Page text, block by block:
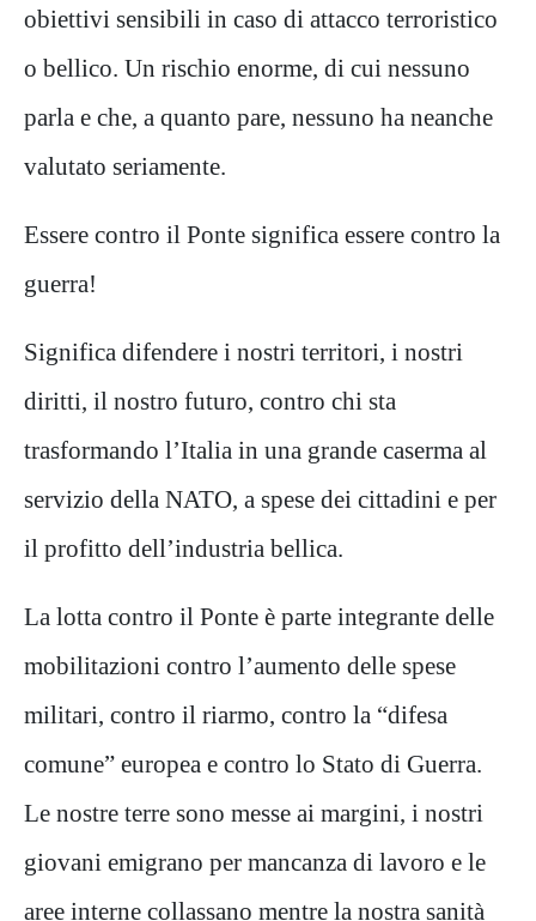
obiettivi sensibili in caso di attacco terroristico
o bellico. Un rischio enorme, di cui nessuno
parla e che, a quanto pare, nessuno ha neanche
valutato seriamente.
Essere contro il Ponte significa essere contro la
guerra!
Significa difendere i nostri territori, i nostri
diritti, il nostro futuro, contro chi sta
trasformando l’Italia in una grande caserma al
servizio della NATO, a spese dei cittadini e per
il profitto dell’industria bellica.
La lotta contro il Ponte è parte integrante delle
mobilitazioni contro l’aumento delle spese
militari, contro il riarmo, contro la “difesa
comune” europea e contro lo Stato di Guerra.
Le nostre terre sono messe ai margini, i nostri
giovani emigrano per mancanza di lavoro e le
aree interne collassano mentre la nostra sanità